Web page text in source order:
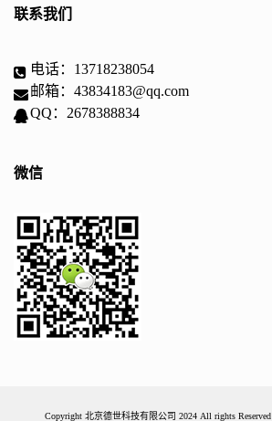
联系我们
电话：13718238054
邮箱：43834183@qq.com
QQ：2678388834
微信
Copyright 北京德世科技有限公司 2024 All rights Reserved